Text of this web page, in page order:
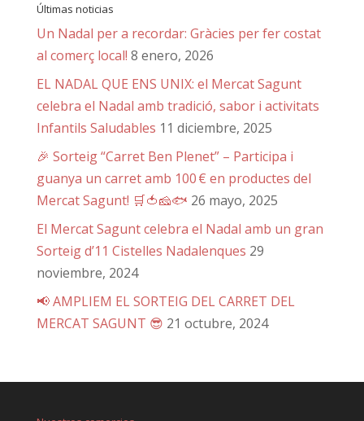
Últimas noticias
Un Nadal per a recordar: Gràcies per fer costat
al comerç local! 8 enero, 2026
EL NADAL QUE ENS UNIX: el Mercat Sagunt
celebra el Nadal amb tradició, sabor i activitats
Infantils Saludables 11 diciembre, 2025
🎉 Sorteig “Carret Ben Plenet” – Participa i
guanya un carret amb 100 € en productes del
Mercat Sagunt! 🛒🍅🧀🐟 26 mayo, 2025
El Mercat Sagunt celebra el Nadal amb un gran
Sorteig d’11 Cistelles Nadalenques 29
noviembre, 2024
📢 AMPLIEM EL SORTEIG DEL CARRET DEL
MERCAT SAGUNT 😎 21 octubre, 2024